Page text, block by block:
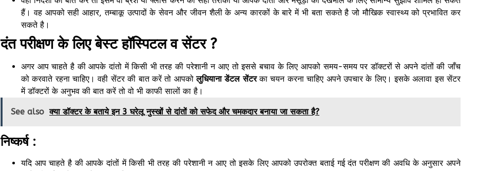
हैं। वह आपको सही आहार, तम्बाकू उत्पादों के सेवन और जीवन शैली के अन्य कारकों के बारे में भी बता सकते है जो मौखिक स्वास्थ्य को प्रभावित कर
सकते है।
दंत परीक्षण के लिए बेस्ट हॉस्पिटल व सेंटर ?
अगर आप चाहते है की आपके दांतो में किसी भी तरह की परेशानी न आए तो इससे बचाव के लिए आपको समय-समय पर डॉक्टरों से अपने दांतों की जाँच
को करवाते रहना चाहिए। वही सेंटर की बात करें तो आपकोलुधियाना डेंटल सेंटरका चयन करना चाहिए अपने उपचार के लिए। इसके अलावा इस सेंटर
में डॉक्टरों के अनुभव की बात करें तो वो भी काफी सालों का है।
See also क्या डॉक्टर के बताये इन 3 घरेलू नुस्खों से दांतों को सफेद और चमकदार बनाया जा सकता है?
निष्कर्ष :
यदि आप चाहते है की आपके दांतों में किसी भी तरह की परेशानी न आए तो इसके लिए आपको उपरोक्त बताई गई दंत परीक्षण की अवधि के अनुसार अपने